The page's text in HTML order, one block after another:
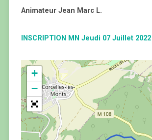
Animateur Jean Marc L.
INSCRIPTION MN Jeudi 07 Juillet 2022
+
−